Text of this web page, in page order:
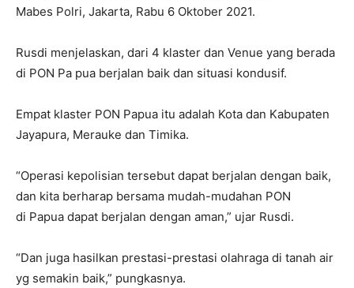
Mabes Polri, Jakarta, Rabu 6 Oktober 2021.
Rusdi menjelaskan, dari 4 klaster dan Venue yang berada
di PON Pa pua berjalan baik dan situasi kondusif.
Empat klaster PON Papua itu adalah Kota dan Kabupaten
Jayapura, Merauke dan Timika.
“Operasi kepolisian tersebut dapat berjalan dengan baik,
dan kita berharap bersama mudah-mudahan PON
di Papua dapat berjalan dengan aman,” ujar Rusdi.
“Dan juga hasilkan prestasi-prestasi olahraga di tanah air
yg semakin baik,” pungkasnya.